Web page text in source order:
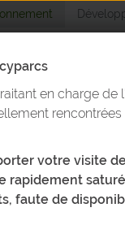
ses déchets
en charge de
rencontrées
votre visite
rapidement
faute de